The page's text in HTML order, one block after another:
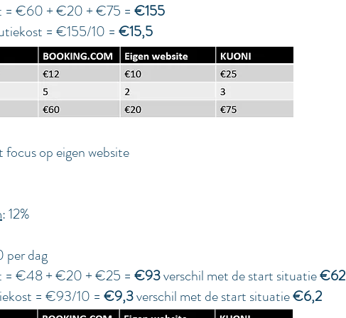
= €60 + €20 + €75 = €155
= €155/10 = €15,5
op eigen website
: 12%
per dag
= €48 + €20 + €25 = €93verschil met de start situatie€62
= €93/10 = €9,3verschil met de start situatie€6,2